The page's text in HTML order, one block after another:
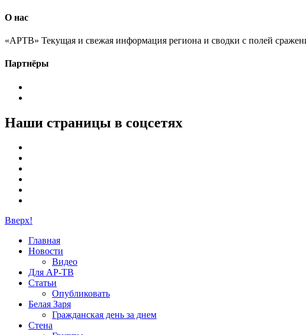
О нас
«АРТВ» Текущая и свежая информация региона и сводки с полей
Партнёры
Наши страницы в соцсетях
Вверх!
Главная
Новости
Видео
Для АР-ТВ
Статьи
Опубликовать
Белая Заря
Гражданская день за днем
Стена